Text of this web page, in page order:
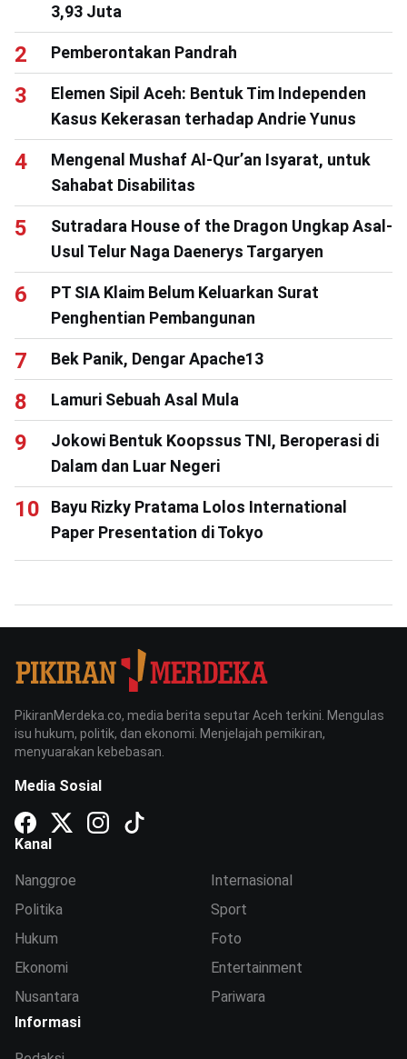
3,93 Juta
Pemberontakan Pandrah
Elemen Sipil Aceh: Bentuk Tim Independen
Kasus Kekerasan terhadap Andrie Yunus
Mengenal Mushaf Al-Qur’an Isyarat, untuk
Sahabat Disabilitas
Sutradara House of the Dragon Ungkap Asal-
Usul Telur Naga Daenerys Targaryen
PT SIA Klaim Belum Keluarkan Surat
Penghentian Pembangunan
Bek Panik, Dengar Apache13
Lamuri Sebuah Asal Mula
Jokowi Bentuk Koopssus TNI, Beroperasi di
Dalam dan Luar Negeri
Bayu Rizky Pratama Lolos International
Paper Presentation di Tokyo
PikiranMerdeka.co, media berita seputar Aceh terkini. Mengulas
isu hukum, politik, dan ekonomi. Menjelajah pemikiran,
menyuarakan kebebasan.
Media Sosial
Kanal
Nanggroe
Politika
Hukum
Ekonomi
Nusantara
Internasional
Sport
Foto
Entertainment
Pariwara
Informasi